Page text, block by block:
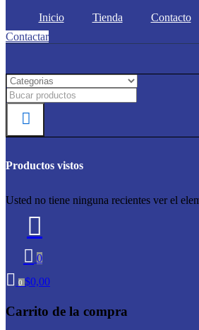
Inicio Tienda Contacto
Contactar
Productos vistos
Usted no tiene ninguna recientes ver el
0
0 $0,00
Carrito de la compra